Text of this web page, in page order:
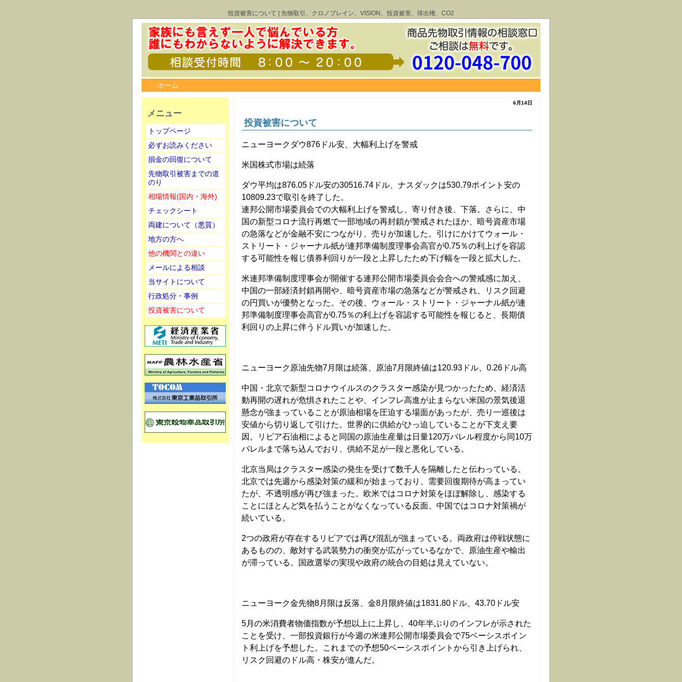
投資被害について | 先物取引、クロノブレイン、VISION、投資被害、排出権、CO2
ホーム
6月14日
投資被害について
ニューヨークダウ876ドル安、大幅利上げを警戒
米国株式市場は続落
ダウ平均は876.05ドル安の30516.74ドル、ナスダックは530.79ポイント安の
10809.23で取引を終了した。
連邦公開市場委員会での大幅利上げを警戒し、寄り付き後、下落。さらに、中
国の新型コロナ流行再燃で一部地域の再封鎖が警戒されたほか、暗号資産市場
の急落などが金融不安につながり、売りが加速した。引けにかけてウォール・
ストリート・ジャーナル紙が連邦準備制度理事会高官が0.75％の利上げを容認
する可能性を報じ債券利回りが一段と上昇したため下げ幅を一段と拡大した。
米連邦準備制度理事会が開催する連邦公開市場委員会会合への警戒感に加え、
中国の一部経済封鎖再開や、暗号資産市場の急落などが警戒され、リスク回避
の円買いが優勢となった。その後、ウォール・ストリート・ジャーナル紙が連
邦準備制度理事会高官が0.75％の利上げを容認する可能性を報じると、長期債
利回りの上昇に伴うドル買いが加速した。
ニューヨーク原油先物7月限は続落、原油7月限終値は120.93ドル、0.26ドル高
中国・北京で新型コロナウイルスのクラスター感染が見つかったため、経済活
動再開の遅れが危惧されたことや、インフレ高進が止まらない米国の景気後退
懸念が強まっていることが原油相場を圧迫する場面があったが、売り一巡後は
安値から切り返して引けた。世界的に供給がひっ迫していることが下支え要
因。リビア石油相によると同国の原油生産量は日量120万バレル程度から同10万
バレルまで落ち込んでおり、供給不足が一段と悪化している。
北京当局はクラスター感染の発生を受けて数千人を隔離したと伝わっている。
北京では先週から感染対策の緩和が始まっており、需要回復期待が高まってい
たが、不透明感が再び強まった。欧米ではコロナ対策をほぼ解除し、感染する
ことにほとんど気を払うことがなくなっている反面、中国ではコロナ対策禍が
続いている。
2つの政府が存在するリビアでは再び混乱が強まっている。両政府は停戦状態に
あるものの、敵対する武装勢力の衝突が広がっているなかで、原油生産や輸出
が滞っている。国政選挙の実現や政府の統合の目処は見えていない。
ニューヨーク金先物8月限は反落、金8月限終値は1831.80ドル、43.70ドル安
5月の米消費者物価指数が予想以上に上昇し、40年半ぶりのインフレが示された
ことを受け、一部投資銀行が今週の米連邦公開市場委員会で75ベーシスポイン
ト利上げを予想した。これまでの予想50ベーシスポイントから引き上げられ、
リスク回避のドル高・株安が進んだ。
メニュー
トップページ
必ずお読みください
損金の回復について
先物取引被害までの道
のり
相場情報(国内・海外)
チェックシート
両建について（悪質）
地方の方へ
他の機関との違い
メールによる相談
当サイトについて
行政処分・事例
投資被害について